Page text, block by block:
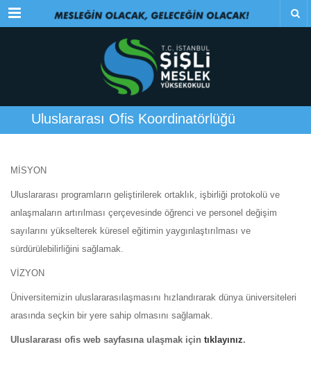
Menu
Uluslararası Ofis Koordinatörlüğü
MİSYON
Uluslararası programların geliştirilerek ortaklık, işbirliği protokolü ve
anlaşmaların artırılması çerçevesinde öğrenci ve personel değişim
sayılarını yükselterek küresel eğitimin yaygınlaştırılması ve
sürdürülebilirliğini sağlamak.
VİZYON
Üniversitemizin uluslararasılaşmasını hızlandırarak dünya üniversiteleri
arasında seçkin bir yere sahip olmasını sağlamak.
Uluslararası ofis web sayfasına ulaşmak için tıklayınız.